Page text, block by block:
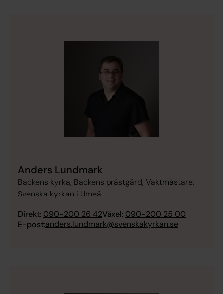
Anders Lundmark
Backens kyrka, Backens prästgård, Vaktmästare,
Svenska kyrkan i Umeå
Direkt: 090-200 26 42Växel: 090-200 25 00
E-post:anders.lundmark@svenskakyrkan.se